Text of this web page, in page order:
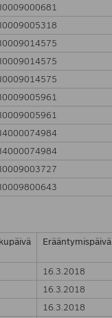
Erääntymispäivä
16.3.2018
16.3.2018
16.3.2018